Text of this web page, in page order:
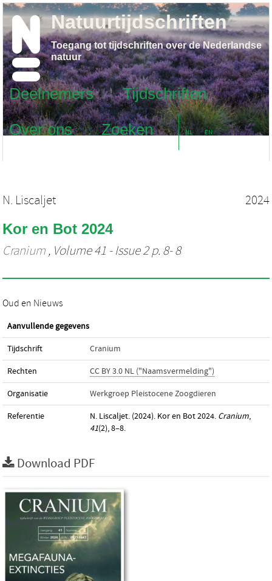
Deelnemers
Tijdschriften
Over ons
Zoeken NL EN
Natuurtijdschriften
Toegang tot tijdschriften over de Nederlandse
natuur
N. Liscaljet 2024
Kor en Bot 2024
Cranium , Volume 41 - Issue 2 p. 8- 8
Oud en Nieuws
Aanvullende gegevens
Tijdschrift Cranium
Rechten CC BY 3.0 NL ("Naamsvermelding")
Organisatie Werkgroep Pleistocene Zoogdieren
Referentie N. Liscaljet. (2024). Kor en Bot 2024. Cranium,
41(2), 8–8.
Download PDF